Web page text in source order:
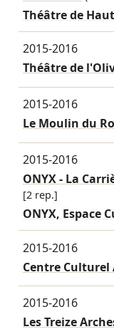
Théâtre de
2015-2016
Théâtre de
2015-2016
Le Moulin du
2015-2016
ONYX - La
[2 rep.]
ONYX, Espace
2015-2016
Centre Culturel
2015-2016
Les Treize